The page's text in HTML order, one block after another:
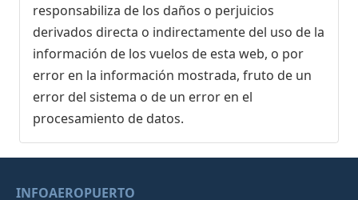
responsabiliza de los daños o perjuicios
derivados directa o indirectamente del uso de la
información de los vuelos de esta web, o por
error en la información mostrada, fruto de un
error del sistema o de un error en el
procesamiento de datos.
INFOAEROPUERTO